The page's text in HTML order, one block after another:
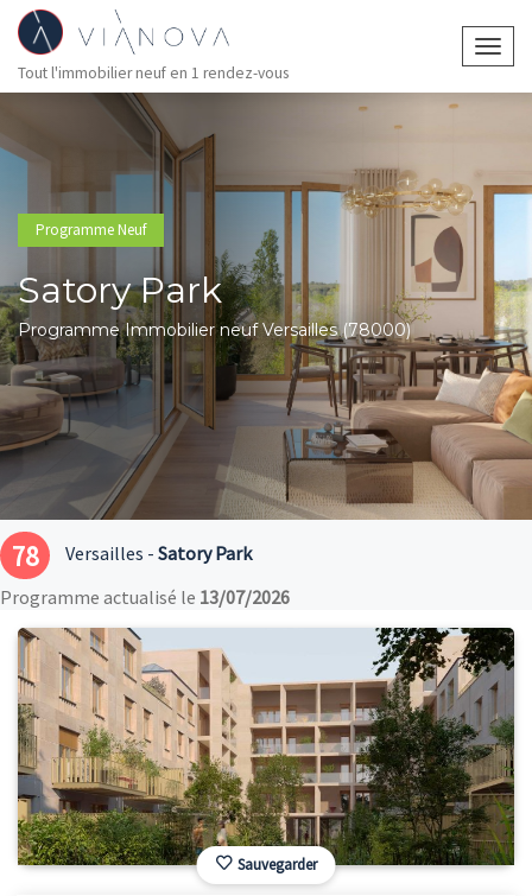
Tout l'immobilier neuf en 1 rendez-vous
Programme Neuf
Satory Park
Programme Immobilier neuf Versailles (78000)
78 Versailles - Satory Park
Programme actualisé le 13/07/2026
Sauvegarder